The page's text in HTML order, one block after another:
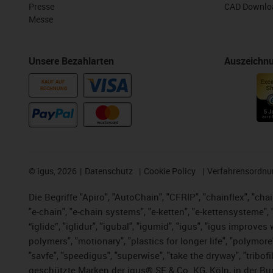
Presse
Messe
Unsere Bezahlarten
KAUF AUF
RECHNUNG
CAD
© igus, 2026 Datenschutz Cookie Policy
Die Begriffe "Apiro", "AutoChain", "CFRIP", "chainflex",
"e-chain", "e-chain systems", "e-ketten", "e-
“iglide”, "iglidur", "igubal", "igumid", "igus", "igus
polymers", "motionary", "plastics for longer life",
"savfe", "speedigus", "superwise", "take the dryway",
geschützte Marken der igus® SE & Co. KG, Köln, in der